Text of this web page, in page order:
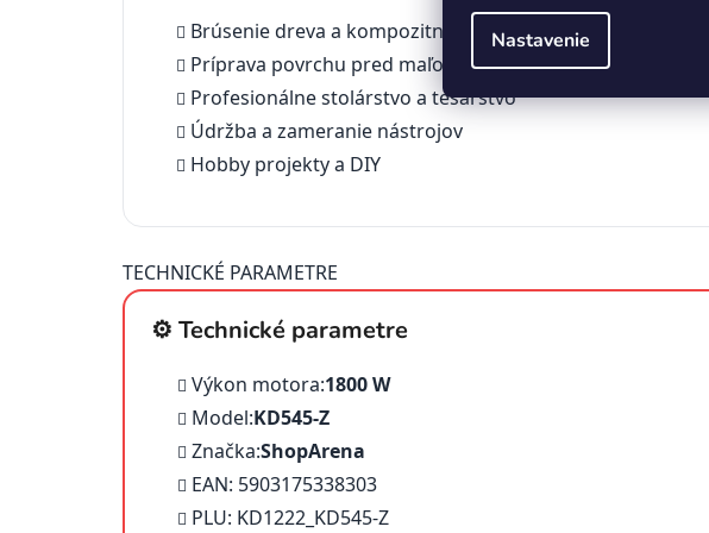
Nastavenie
Brúsenie dreva a kompozitných materiálov
Príprava povrchu pred maľovaním
Profesionálne stolárstvo a tesárstvo
Údržba a zameranie nástrojov
Hobby projekty a DIY
TECHNICKÉ PARAMETRE
⚙️ Technické parametre
Výkon motora:1800 W
Model:KD545-Z
Značka:ShopArena
EAN: 5903175338303
PLU: KD1222_KD545-Z